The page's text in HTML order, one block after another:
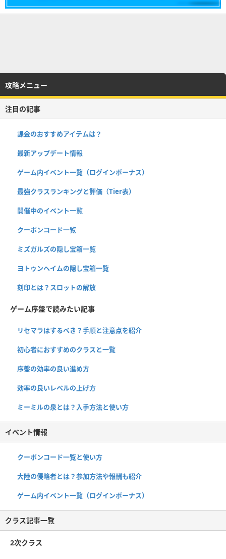
攻略メニュー
注目の記事
課金のおすすめアイテムは？
最新アップデート情報
ゲーム内イベント一覧（ログインボーナス）
最強クラスランキングと評価（Tier表）
開催中のイベント一覧
クーポンコード一覧
ミズガルズの隠し宝箱一覧
ヨトゥンヘイムの隠し宝箱一覧
刻印とは？スロットの解放
ゲーム序盤で読みたい記事
リセマラはするべき？手順と注意点を紹介
初心者におすすめのクラスと一覧
序盤の効率の良い進め方
効率の良いレベルの上げ方
ミーミルの泉とは？入手方法と使い方
イベント情報
クーポンコード一覧と使い方
大陸の侵略者とは？参加方法や報酬も紹介
ゲーム内イベント一覧（ログインボーナス）
クラス記事一覧
2次クラス